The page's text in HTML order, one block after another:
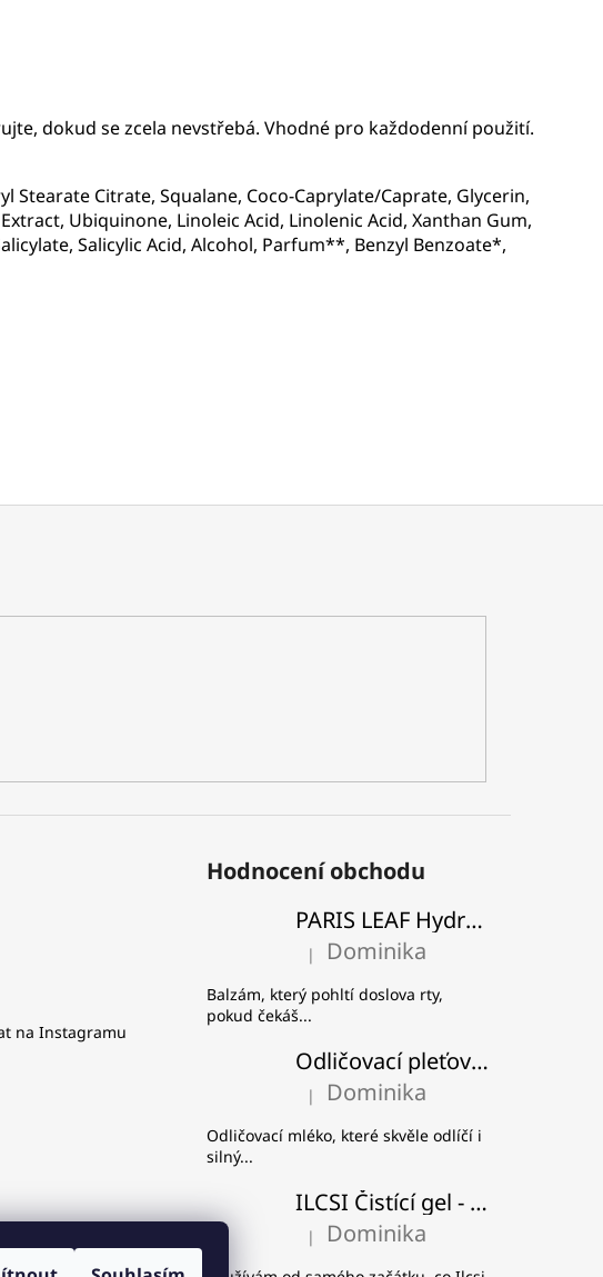
dokud se zcela nevstřebá. Vhodné pro každodenní použití.
Stearate Citrate, Squalane, Coco-Caprylate/Caprate, Glycerin,
Ubiquinone, Linoleic Acid, Linolenic Acid, Xanthan Gum,
Salicylic Acid, Alcohol, Parfum**, Benzyl Benzoate*,
na Instagramu
Hodnocení obchodu
PARIS LEAF Hydratační a zpevňující balzám na rty
Hodnocení produktu je 5 z 5 hvězdiček.
| Dominika
Balzám, který pohltí doslova rty,
pokud čekáš...
Odličovací pleťové mléko - Višeň a švestka
Hodnocení produktu je 5 z 5 hvězdiček.
| Dominika
Odličovací mléko, které skvěle odlíčí i
silný...
ILCSI Čistící gel - Mydlice lékařská
Hodnocení produktu je 5 z 5 hvězdiček.
| Dominika